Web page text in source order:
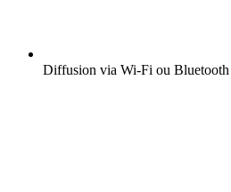
Diffusion via Wi-Fi ou Bluetooth